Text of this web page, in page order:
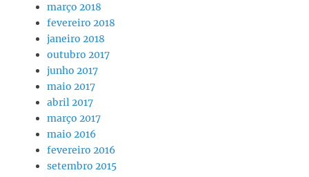
março 2018
fevereiro 2018
janeiro 2018
outubro 2017
junho 2017
maio 2017
abril 2017
março 2017
maio 2016
fevereiro 2016
setembro 2015